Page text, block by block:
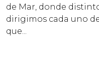
de Mar, donde
dirigimos cada uno
que...